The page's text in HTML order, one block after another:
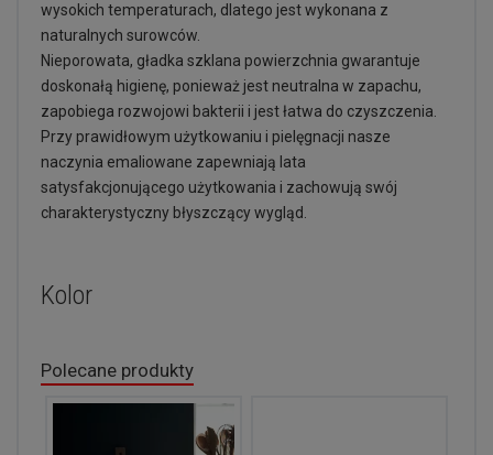
wysokich temperaturach, dlatego jest wykonana z
naturalnych surowców.
Nieporowata, gładka szklana powierzchnia gwarantuje
doskonałą higienę, ponieważ jest neutralna w zapachu,
zapobiega rozwojowi bakterii i jest łatwa do czyszczenia.
Przy prawidłowym użytkowaniu i pielęgnacji nasze
naczynia emaliowane zapewniają lata
satysfakcjonującego użytkowania i zachowują swój
charakterystyczny błyszczący wygląd.
Kolor
Polecane produkty